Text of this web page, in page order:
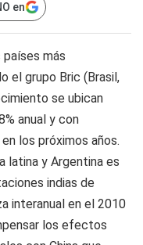
en
más
el grupo Bric (Brasil,
se ubican
anual y con
los próximos años.
latina y Argentina es
indias de
interanual en el 2010
los efectos